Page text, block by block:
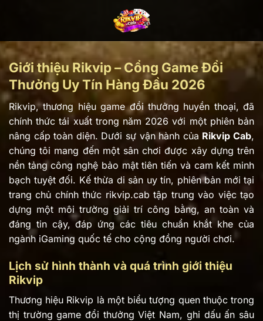
dung
Giới thiệu Rikvip – Cổng Game Đổi
Thưởng Uy Tín Hàng Đầu 2026
Rikvip, thương hiệu game đổi thưởng huyền thoại, đã
chính thức tái xuất trong năm 2026 với một phiên bản
nâng cấp toàn diện. Dưới sự vận hành của Rikvip Cab,
chúng tôi mang đến một sân chơi được xây dựng trên
nền tảng công nghệ bảo mật tiên tiến và cam kết minh
bạch tuyệt đối. Kế thừa di sản uy tín, phiên bản mới tại
trang chủ chính thức rikvip.cab tập trung vào việc tạo
dựng một môi trường giải trí công bằng, an toàn và
đáng tin cậy, đáp ứng các tiêu chuẩn khắt khe của
ngành iGaming quốc tế cho cộng đồng người chơi.
Lịch sử hình thành và quá trình giới thiệu
Rikvip
Thương hiệu Rikvip là một biểu tượng quen thuộc trong
thị trường game đổi thưởng Việt Nam, ghi dấu ấn sâu